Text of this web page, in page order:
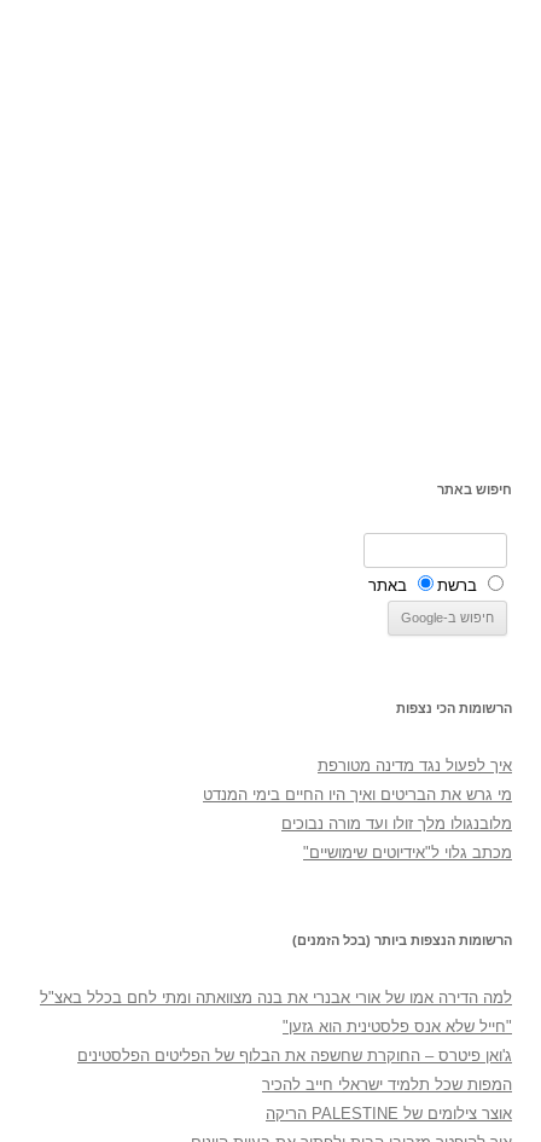
חיפוש באתר
ברשת באתר
הרשומות הכי נצפות
איך לפעול נגד מדינה מטורפת
מי גרש את הבריטים ואיך היו החיים בימי המנדט
מלובנגולו מלך זולו ועד מורה נבוכים
מכתב גלוי ל"אידיוטים שימושיים"
הרשומות הנצפות ביותר (בכל הזמנים)
למה הדירה אמו של אורי אבנרי את בנה מצוואתה ומתי לחם בכלל באצ"ל
"חייל שלא אנס פלסטינית הוא גזען"
ג'ואן פיטרס – החוקרת שחשפה את הבלוף של הפליטים הפלסטינים
המפות שכל תלמיד ישראלי חייב להכיר
אוצר צילומים של PALESTINE הריקה